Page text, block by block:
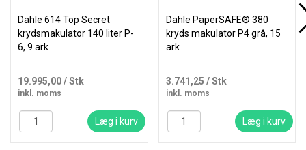
Dahle 614 Top Secret
krydsmakulator 140 liter P-
6, 9 ark
19.995,00/ Stk
inkl. moms
Læg i kurv
Dahle PaperSAFE® 380
kryds makulator P4 grå, 15
ark
3.741,25 / Stk
inkl. moms
Læg i kurv